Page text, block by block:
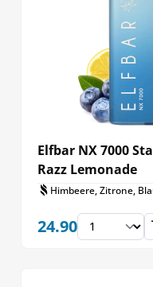
Elfbar NX 7000
Razz Lemonade
Himbeere, Zitrone,
24.90